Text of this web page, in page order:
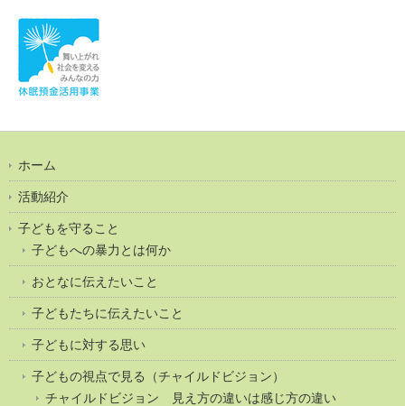
ホーム
活動紹介
子どもを守ること
子どもへの暴力とは何か
おとなに伝えたいこと
子どもたちに伝えたいこと
子どもに対する思い
子どもの視点で見る（チャイルドビジョン）
チャイルドビジョン 見え方の違いは感じ方の違い